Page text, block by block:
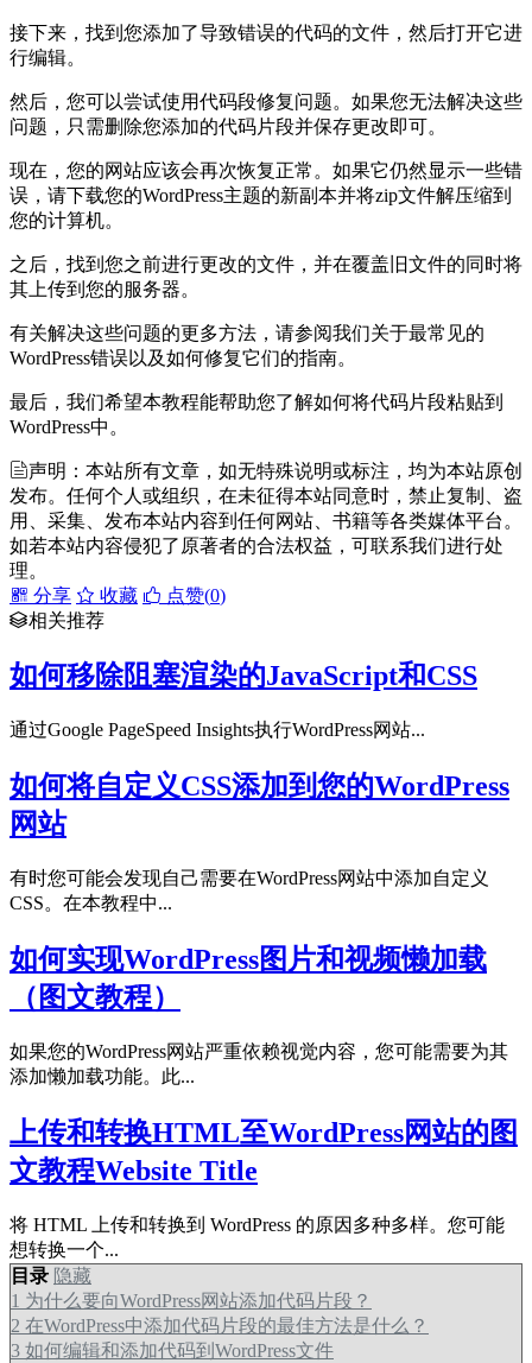
接下来，找到您添加了导致错误的代码的文件，然后打开它进
行编辑。
然后，您可以尝试使用代码段修复问题。如果您无法解决这些
问题，只需删除您添加的代码片段并保存更改即可。
现在，您的网站应该会再次恢复正常。如果它仍然显示一些错
误，请下载您的WordPress主题的新副本并将zip文件解压缩到
您的计算机。
之后，找到您之前进行更改的文件，并在覆盖旧文件的同时将
其上传到您的服务器。
有关解决这些问题的更多方法，请参阅我们关于最常见的
WordPress错误以及如何修复它们的指南。
最后，我们希望本教程能帮助您了解如何将代码片段粘贴到
WordPress中。
声明：本站所有文章，如无特殊说明或标注，均为本站原创
发布。任何个人或组织，在未征得本站同意时，禁止复制、盗
用、采集、发布本站内容到任何网站、书籍等各类媒体平台。
如若本站内容侵犯了原著者的合法权益，可联系我们进行处
理。
分享
收藏 点赞(0)
相关推荐
如何移除阻塞渲染的JavaScript和CSS
通过Google PageSpeed Insights执行WordPress网站...
如何将自定义CSS添加到您的WordPress
网站
有时您可能会发现自己需要在WordPress网站中添加自定义
CSS。在本教程中...
如何实现WordPress图片和视频懒加载
（图文教程）
如果您的WordPress网站严重依赖视觉内容，您可能需要为其
添加懒加载功能。此...
上传和转换HTML至WordPress网站的图
文教程Website Title
将 HTML 上传和转换到 WordPress 的原因多种多样。您可能
想转换一个...
目录 隐藏
1 为什么要向WordPress网站添加代码片段？
2 在WordPress中添加代码片段的最佳方法是什么？
3 如何编辑和添加代码到WordPress文件